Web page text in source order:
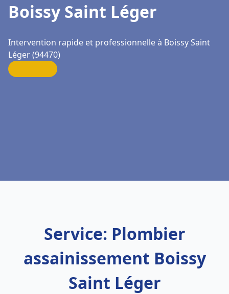
Boissy Saint Léger
Intervention rapide et professionnelle à Boissy Saint
Léger (94470)
Service: Plombier
assainissement Boissy
Saint Léger